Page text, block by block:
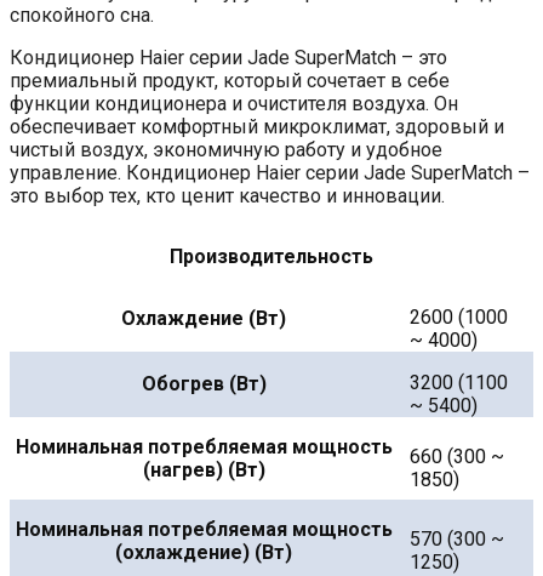
спокойного сна.
Кондиционер Haier серии Jade SuperMatch – это
премиальный продукт, который сочетает в себе
функции кондиционера и очистителя воздуха. Он
обеспечивает комфортный микроклимат, здоровый и
чистый воздух, экономичную работу и удобное
управление. Кондиционер Haier серии Jade SuperMatch –
это выбор тех, кто ценит качество и инновации.
Производительность
Охлаждение (Вт)
2600 (1000
~ 4000)
Обогрев (Вт)
3200 (1100
~ 5400)
Номинальная потребляемая мощность
(нагрев) (Вт)
660 (300 ~
1850)
Номинальная потребляемая мощность
(охлаждение) (Вт)
570 (300 ~
1250)